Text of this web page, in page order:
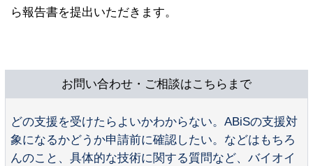
ら報告書を提出いただきます。
お問い合わせ・ご相談はこちらまで
どの支援を受けたらよいかわからない。ABiSの支援対
象になるかどうか申請前に確認したい。などはもちろ
んのこと、具体的な技術に関する質問など、バイオイ